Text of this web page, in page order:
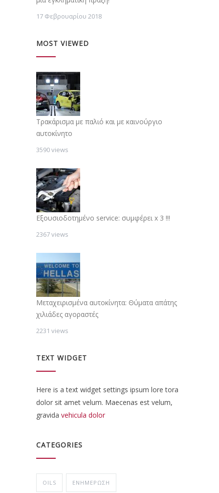
17 Φεβρουαρίου 2018
MOST VIEWED
Τρακάρισμα με παλιό και με καινούργιο
αυτοκίνητο
3590 views
Εξουσιοδοτημένο service: συμφέρει x 3 !!!
2367 views
Μεταχειρισμένα αυτοκίνητα: Θύματα απάτης
χιλιάδες αγοραστές
2231 views
TEXT WIDGET
Here is a text widget settings ipsum lore tora
dolor sit amet velum. Maecenas est velum,
gravida vehicula dolor
CATEGORIES
OILS ΕΝΗΜΈΡΩΣΗ